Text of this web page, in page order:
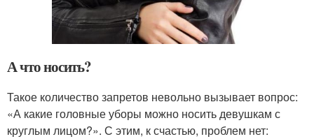
А что носить?
Такое количество запретов невольно вызывает вопрос:
«А какие головные уборы можно носить девушкам с
круглым лицом?». С этим, к счастью, проблем нет: